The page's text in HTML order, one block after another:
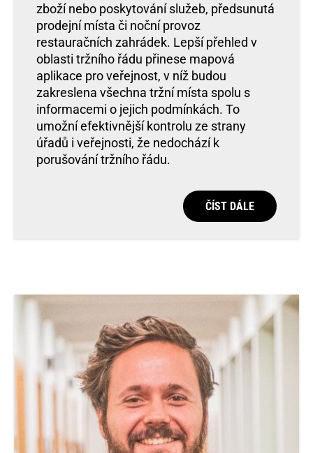
zboží nebo poskytování služeb, předsunutá
prodejní místa či noční provoz
restauračních zahrádek. Lepší přehled v
oblasti tržního řádu přinese mapová
aplikace pro veřejnost, v níž budou
zakreslena všechna tržní místa spolu s
informacemi o jejich podmínkách. To
umožní efektivnější kontrolu ze strany
úřadů i veřejnosti, že nedochází k
porušování tržního řádu.
ČÍST DÁLE